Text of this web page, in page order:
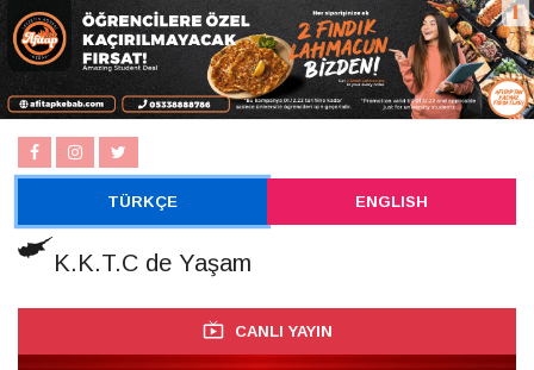
TÜRKÇE ENGLISH
K.K.T.C de Yaşam
CANLI YAYIN